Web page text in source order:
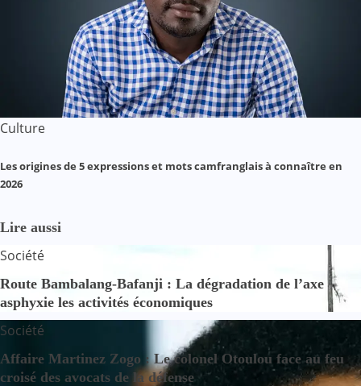
Culture
Les origines de 5 expressions et mots camfranglais à connaître en
2026
Lire aussi
Société
Route Bambalang-Bafanji : La dégradation de l’axe
asphyxie les activités économiques
Société
Affaire Martinez Zogo : Le colonel Otoulou face au feu
croisé des avocats de la défense